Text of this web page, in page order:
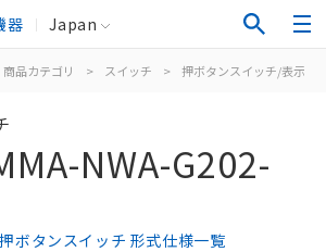
器 Japan
商品カテゴリ > スイッチ > 押ボタンスイッチ/表示灯
NWA-G202-
ボタンスイッチ 形式仕様一覧